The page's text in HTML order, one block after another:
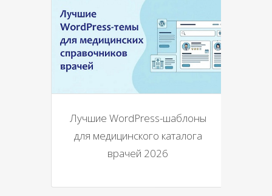
Лучшие WordPress-шаблоны
для медицинского каталога
врачей 2026